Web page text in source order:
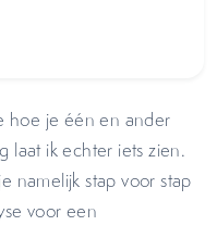
hoe je één en ander
laat ik echter iets zien.
namelijk stap voor stap
voor een